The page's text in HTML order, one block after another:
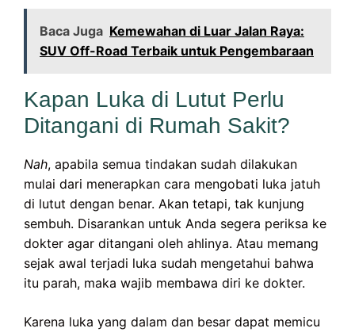
Baca Juga Kemewahan di Luar Jalan Raya:
SUV Off-Road Terbaik untuk Pengembaraan
Kapan Luka di Lutut Perlu
Ditangani di Rumah Sakit?
Nah, apabila semua tindakan sudah dilakukan
mulai dari menerapkan cara mengobati luka jatuh
di lutut dengan benar. Akan tetapi, tak kunjung
sembuh. Disarankan untuk Anda segera periksa ke
dokter agar ditangani oleh ahlinya. Atau memang
sejak awal terjadi luka sudah mengetahui bahwa
itu parah, maka wajib membawa diri ke dokter.
Karena luka yang dalam dan besar dapat memicu